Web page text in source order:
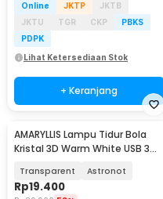
Online JKTP
JKTB
JKTU
TGR CKP
PBKS
PDPK
Lihat Ketersediaan Stok
+ Keranjang
AMARYLLIS Lampu Tidur Bola
Kristal 3D Warm White USB 3W
Transparent Astronot
Rp19.400